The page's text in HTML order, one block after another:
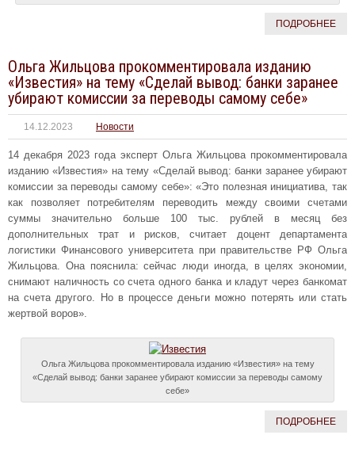
ПОДРОБНЕЕ
Ольга Жильцова прокомментировала изданию
«Известия» на тему «Сделай вывод: банки заранее
убирают комиссии за переводы самому себе»
14.12.2023 Новости
14 декабря 2023 года эксперт Ольга Жильцова прокомментировала
изданию «Известия» на тему «Сделай вывод: банки заранее убирают
комиссии за переводы самому себе»: «Это полезная инициатива, так
как позволяет потребителям переводить между своими счетами
суммы значительно больше 100 тыс. рублей в месяц без
дополнительных трат и рисков, считает доцент департамента
логистики Финансового университета при правительстве РФ Ольга
Жильцова. Она пояснила: сейчас люди иногда, в целях экономии,
снимают наличность со счета одного банка и кладут через банкомат
на счета другого. Но в процессе деньги можно потерять или стать
жертвой воров».
Ольга Жильцова прокомментировала изданию «Известия» на тему
«Сделай вывод: банки заранее убирают комиссии за переводы самому
себе»
ПОДРОБНЕЕ